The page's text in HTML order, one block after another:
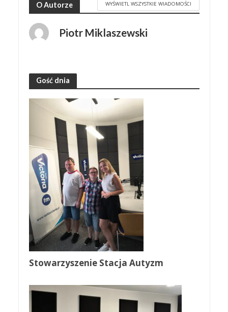
O Autorze WYŚWIETL WSZYSTKIE WIADOMOŚCI
Piotr Miklaszewski
Gość dnia
Stowarzyszenie Stacja Autyzm